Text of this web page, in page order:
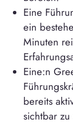
Eine
ein
Minuten
Eine:n
bereits
sichtbar